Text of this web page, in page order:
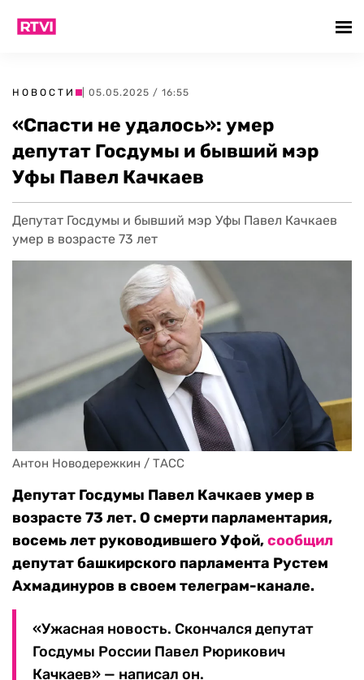
НОВОСТИ | 05.05.2025 / 16:55
«Спасти не удалось»: умер
депутат Госдумы и бывший мэр
Уфы Павел Качкаев
Депутат Госдумы и бывший мэр Уфы Павел Качкаев
умер в возрасте 73 лет
Антон Новодережкин / ТАСС
Депутат Госдумы Павел Качкаев умер в
возрасте 73 лет. О смерти парламентария,
восемь лет руководившего Уфой,сообщил
депутат башкирского парламента Рустем
Ахмадинуров в своем телеграм-канале.
«Ужасная новость. Скончался депутат
Госдумы России Павел Рюрикович
Качкаев» — написал он.